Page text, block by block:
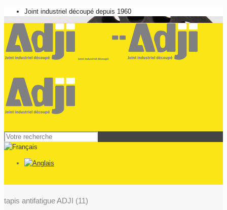
Joint industriel découpé depuis 1960
tapis antifatigue ADJI (11)